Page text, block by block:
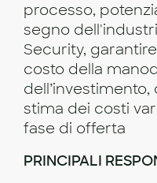
processo,
segno
Security,
costo della
stima dei costi
fase di offerta
PRINCIPALI